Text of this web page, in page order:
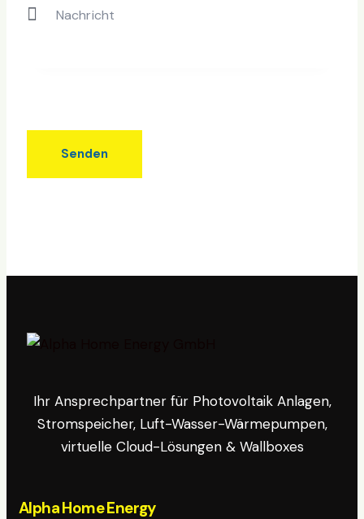
Ihr Ansprechpartner für Photovoltaik Anlagen,
Stromspeicher, Luft-Wasser-Wärmepumpen,
virtuelle Cloud-Lösungen & Wallboxes
Alpha Home Energy